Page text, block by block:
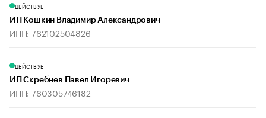
ДЕЙСТВУЕТ
ИП Кошкин Владимир Александрович
ИНН: 762102504826
ДЕЙСТВУЕТ
ИП Скребнев Павел Игоревич
ИНН: 760305746182